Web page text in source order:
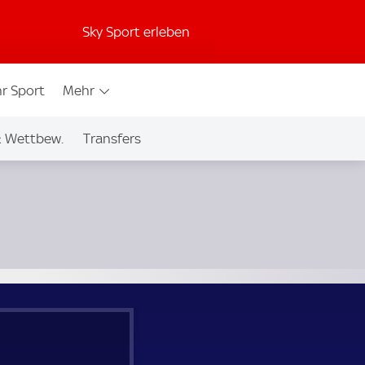
Sky Sport erleben
Sport Mehr
Wettbew. Transfers